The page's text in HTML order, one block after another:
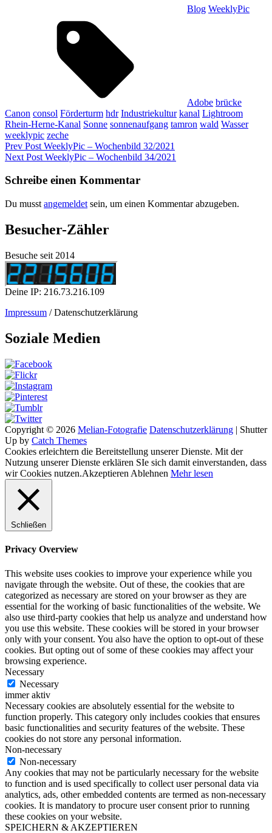
Blog WeeklyPic
Adobe brücke
Canon consol Förderturm hdr Industriekultur kanal Lightroom
Rhein-Herne-Kanal Sonne sonnenaufgang tamron wald Wasser
weeklypic zeche
Beitragsnavigation
Previous
Post
Prev Post WeeklyPic – Wochenbild 32/2021
Next
Next Post WeeklyPic – Wochenbild 34/2021
Schreibe einen Kommentar
Du musst angemeldet sein, um einen Kommentar abzugeben.
Besucher-Zähler
Besuche seit 2014
Deine IP: 216.73.216.109
Impressum / Datenschutzerklärung
Soziale Medien
Copyright © 2026 Melian-Fotografie Datenschutzerklärung | Shutter
Up by Catch Themes
Cookies erleichtern die Bereitstellung unserer Dienste. Mit der
Nutzung unserer Dienste erklären SIe sich damit einverstanden, dass
wir Cookies nutzen.Akzeptieren Ablehnen Mehr lesen
Schließen
Privacy Overview
This website uses cookies to improve your experience while you
navigate through the website. Out of these, the cookies that are
categorized as necessary are stored on your browser as they are
essential for the working of basic functionalities of the website. We
also use third-party cookies that help us analyze and understand how
you use this website. These cookies will be stored in your browser
only with your consent. You also have the option to opt-out of these
cookies. But opting out of some of these cookies may affect your
browsing experience.
Necessary
Necessary
immer aktiv
Necessary cookies are absolutely essential for the website to
function properly. This category only includes cookies that ensures
basic functionalities and security features of the website. These
cookies do not store any personal information.
Non-necessary
Non-necessary
Any cookies that may not be particularly necessary for the website
to function and is used specifically to collect user personal data via
analytics, ads, other embedded contents are termed as non-necessary
cookies. It is mandatory to procure user consent prior to running
these cookies on your website.
SPEICHERN & AKZEPTIEREN